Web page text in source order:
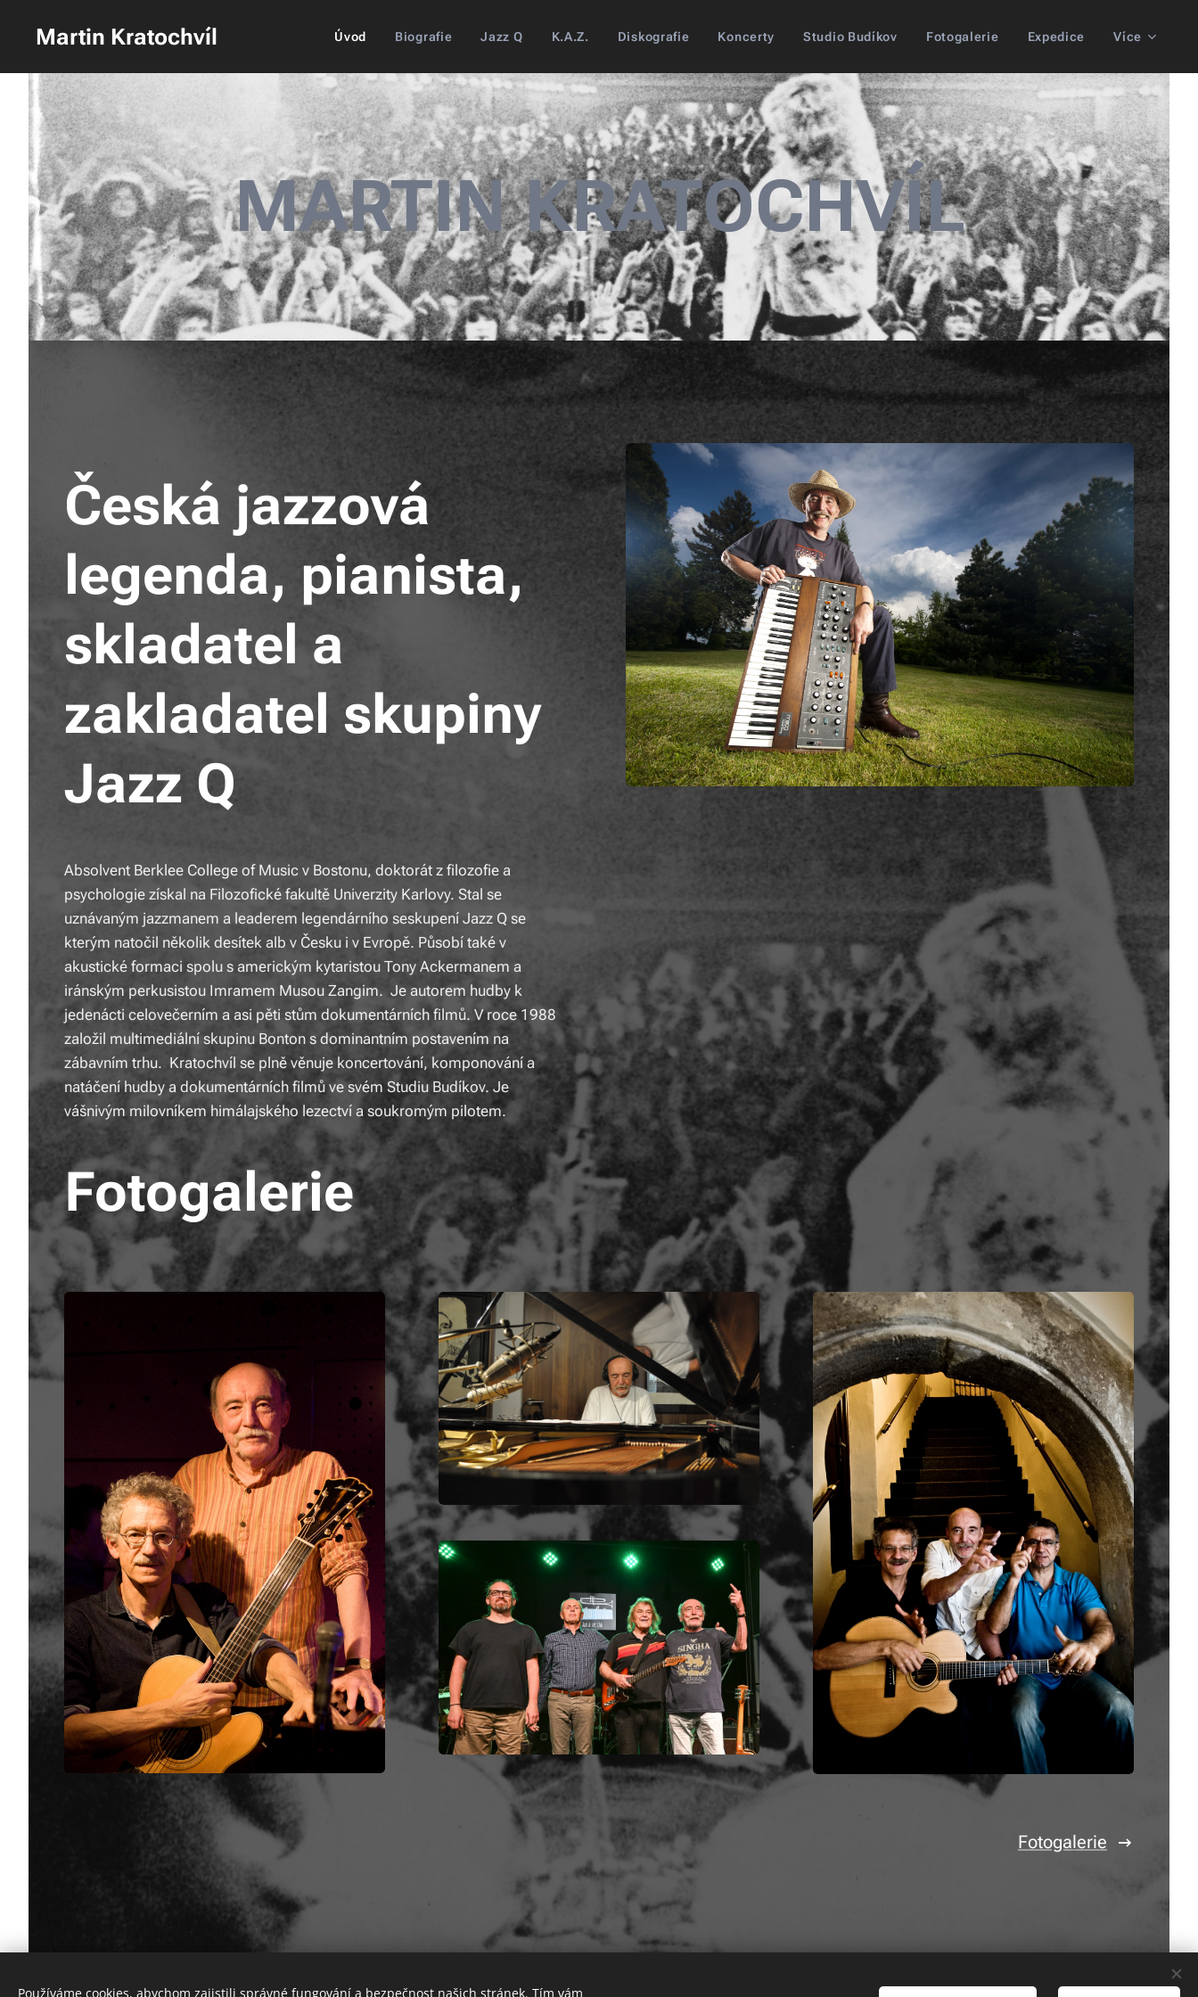
Martin Kratochvíl Úvod Biografie Jazz Q K.A.Z. Diskografie Koncerty Studio Budíkov Fotogalerie Expedice Více
MARTIN KRATOCHVÍL
Česká jazzová
legenda, pianista,
skladatel a
zakladatel skupiny
Jazz Q
Absolvent Berklee College of Music v Bostonu, doktorát z filozofie a
psychologie získal na Filozofické fakultě Univerzity Karlovy. Stal se
uznávaným jazzmanem a leaderem legendárního seskupení Jazz Q se
kterým natočil několik desítek alb v Česku i v Evropě. Působí také v
akustické formaci spolu s americkým kytaristou Tony Ackermanem a
iránským perkusistou Imramem Musou Zangim. Je autorem hudby k
jedenácti celovečerním a asi pěti stům dokumentárních filmů. V roce 1988
založil multimediální skupinu Bonton s dominantním postavením na
zábavním trhu. Kratochvíl se plně věnuje koncertování, komponování a
natáčení hudby a dokumentárních filmů ve svém Studiu Budíkov. Je
vášnivým milovníkem himálajského lezectví a soukromým pilotem.
Fotogalerie
Fotogalerie
Používáme cookies, abychom zajistili správné fungování a bezpečnost našich stránek. Tím vám